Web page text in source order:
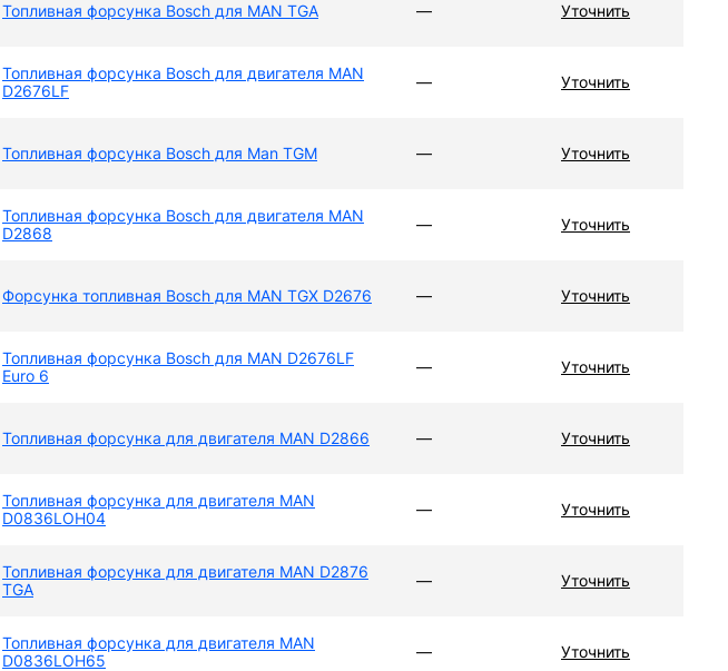
Топливная форсунка Bosch для MAN TGA — Уточнить
Топливная форсунка Bosch для двигателя MAN
D2676LF
— Уточнить
Топливная форсунка Bosch для Man TGM — Уточнить
Топливная форсунка Bosch для двигателя MAN
D2868
— Уточнить
Форсунка топливная Bosch для MAN TGX D2676 — Уточнить
Топливная форсунка Bosch для MAN D2676LF
Euro 6
— Уточнить
Топливная форсунка для двигателя MAN D2866 — Уточнить
Топливная форсунка для двигателя MAN
D0836LOH04
— Уточнить
Топливная форсунка для двигателя MAN D2876
TGA
— Уточнить
Топливная форсунка для двигателя MAN
D0836LOH65
— Уточнить